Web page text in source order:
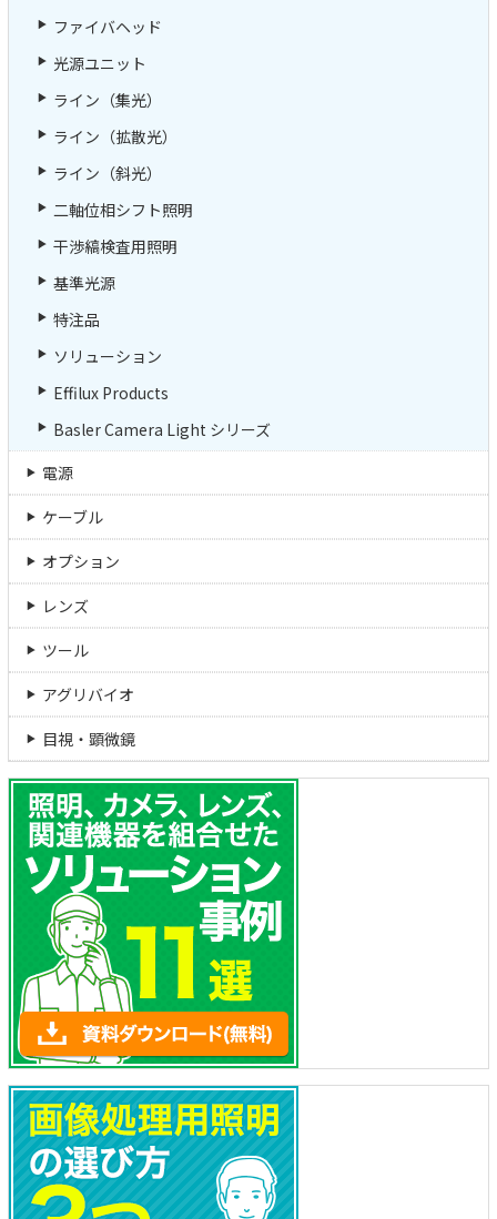
ファイバヘッド
光源ユニット
ライン（集光）
ライン（拡散光）
ライン（斜光）
二軸位相シフト照明
干渉縞検査用照明
基準光源
特注品
ソリューション
Effilux Products
Basler Camera Light シリーズ
電源
ケーブル
オプション
レンズ
ツール
アグリバイオ
目視・顕微鏡